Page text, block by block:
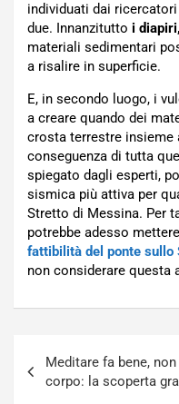
individuati dai
due. Innanzitutto i diapiri,
materiali sedimentari
a risalire in superficie.
E, in secondo luogo, i
a creare quando dei
crosta terrestre insieme
conseguenza di tutta
spiegato dagli esperti,
sismica più attiva per
Stretto di Messina. Per
potrebbe adesso
fattibilità del ponte sullo
non considerare
articoli
Meditare fa bene,
corpo: la scoperta